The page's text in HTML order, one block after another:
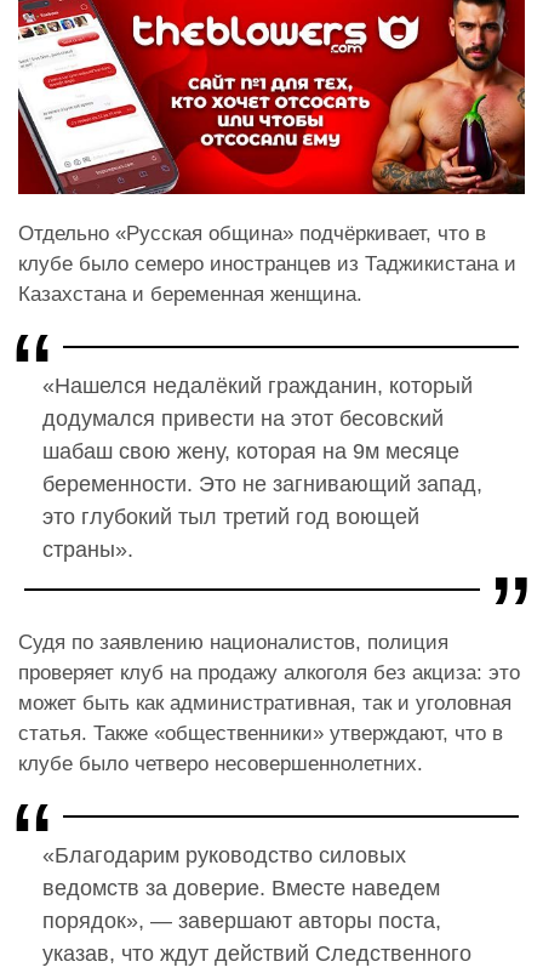
Отдельно «Русская община» подчёркивает, что в
клубе было семеро иностранцев из Таджикистана и
Казахстана и беременная женщина.
«Нашелся недалёкий гражданин, который
додумался привести на этот бесовский
шабаш свою жену, которая на 9м месяце
беременности. Это не загнивающий запад,
это глубокий тыл третий год воющей
страны».
Судя по заявлению националистов, полиция
проверяет клуб на продажу алкоголя без акциза: это
может быть как административная, так и уголовная
статья. Также «общественники» утверждают, что в
клубе было четверо несовершеннолетних.
«Благодарим руководство силовых
ведомств за доверие. Вместе наведем
порядок», — завершают авторы поста,
указав, что ждут действий Следственного